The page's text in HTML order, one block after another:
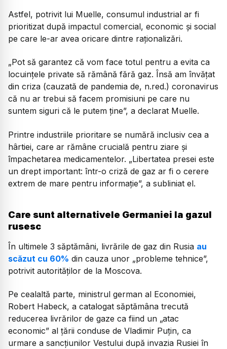
Astfel, potrivit lui Muelle, consumul industrial ar fi
prioritizat după impactul comercial, economic și social
pe care le-ar avea oricare dintre raționalizări.
„Pot să garantez că vom face totul pentru a evita ca
locuințele private să rămână fără gaz. Însă am învățat
din criza (cauzată de pandemia de, n.red.) coronavirus
că nu ar trebui să facem promisiuni pe care nu
suntem siguri că le putem ține”, a declarat Muelle.
Printre industriile prioritare se numără inclusiv cea a
hârtiei, care ar rămâne crucială pentru ziare și
împachetarea medicamentelor. „Libertatea presei este
un drept important: într-o criză de gaz ar fi o cerere
extrem de mare pentru informație”, a subliniat el.
Care sunt alternativele Germaniei la gazul
rusesc
În ultimele 3 săptămâni, livrările de gaz din Rusia au
scăzut cu 60% din cauza unor „probleme tehnice”,
potrivit autorităților de la Moscova.
Pe cealaltă parte, ministrul german al Economiei,
Robert Habeck, a catalogat săptămâna trecută
reducerea livrărilor de gaze ca fiind un „atac
economic” al țării conduse de Vladimir Puțin, ca
urmare a sancțiunilor Vestului după invazia Rusiei în